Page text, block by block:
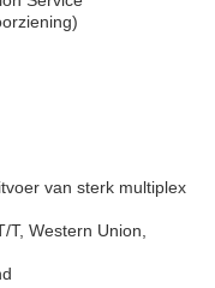
van sterk multiplex
T, Western Union,